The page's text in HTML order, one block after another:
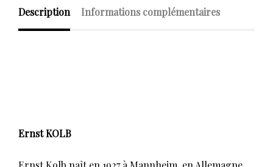
Description Informations complémentaires
Ernst KOLB